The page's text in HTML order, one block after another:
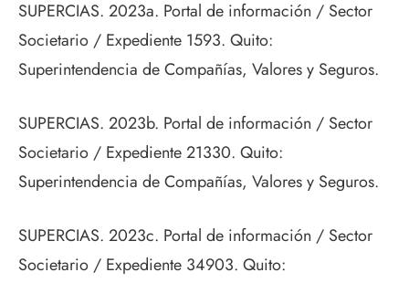
SUPERCIAS. 2023a. Portal de información / Sector
Societario / Expediente 1593. Quito:
Superintendencia de Compañías, Valores y Seguros.
SUPERCIAS. 2023b. Portal de información / Sector
Societario / Expediente 21330. Quito:
Superintendencia de Compañías, Valores y Seguros.
SUPERCIAS. 2023c. Portal de información / Sector
Societario / Expediente 34903. Quito: